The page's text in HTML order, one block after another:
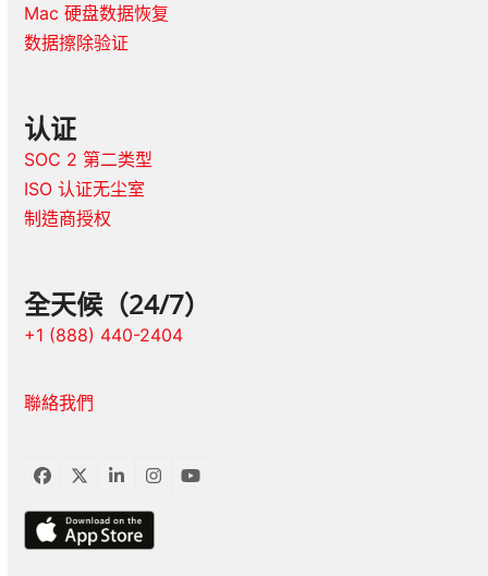
Mac 硬盘数据恢复
数据擦除验证
认证
SOC 2 第二类型
ISO 认证无尘室
制造商授权
全天候（24/7）
+1 (888) 440-2404
聯絡我們
臉
推
LinkedInInstagram
YouTube